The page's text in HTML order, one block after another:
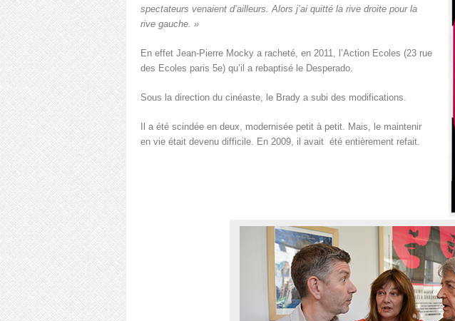
spectateurs venaient d’ailleurs. Alors j’ai quitté la rive droite pour la
rive gauche. »
En effet Jean-Pierre Mocky a racheté, en 2011, l’Action Ecoles (23 rue
des Ecoles paris 5e) qu’il a rebaptisé le Desperado.
Sous la direction du cinéaste, le Brady a subi des modifications.
Il a été scindée en deux, modernisée petit à petit. Mais, le maintenir
en vie était devenu difficile. En 2009, il avait été entièrement refait.